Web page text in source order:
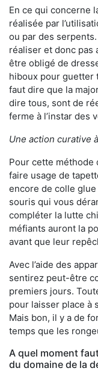
En ce qui concerne
réalisée par
ou par des
réaliser et donc pas
être obligé de
hiboux pour guetter
faut dire que la
dire tous, sont de
ferme à l’instar des
Une action curative
Pour cette méthode
faire usage de
encore de colle
souris qui vous
compléter la lutte
méfiants auront la
avant que leur
Avec l’aide des
sentirez peut-être
premiers jours.
pour laisser place à
Mais bon, il y a de
temps que les
A quel moment
du domaine de la